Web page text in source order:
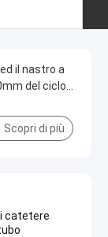
il nastro a
del ciclo
Scopri di più
catetere